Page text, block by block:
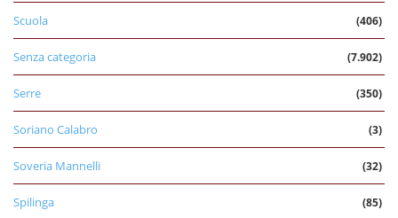
Scuola (406)
Senza categoria (7.902)
Serre (350)
Soriano Calabro (3)
Soveria Mannelli (32)
Spilinga (85)